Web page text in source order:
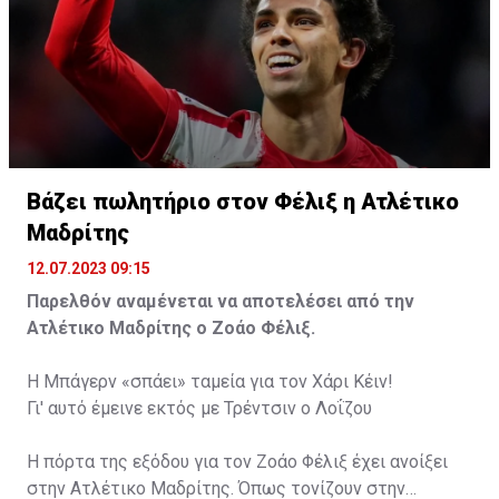
Βάζει πωλητήριο στον Φέλιξ η Ατλέτικο
Μαδρίτης
12.07.2023 09:15
Παρελθόν αναμένεται να αποτελέσει από την
Ατλέτικο Μαδρίτης ο Ζοάο Φέλιξ.
Η Μπάγερν «σπάει» ταμεία για τον Χάρι Κέιν!
Γι' αυτό έμεινε εκτός με Τρέντσιν ο Λοΐζου
Η πόρτα της εξόδου για τον Ζοάο Φέλιξ έχει ανοίξει
στην Ατλέτικο Μαδρίτης. Όπως τονίζουν στην